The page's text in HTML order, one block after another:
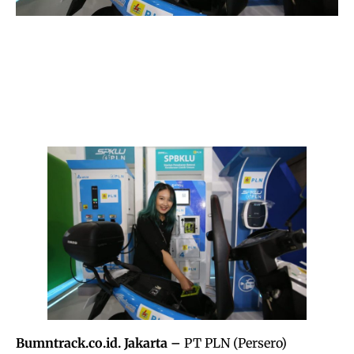
Bumntrack.co.id. Jakarta – PT PLN (Persero)